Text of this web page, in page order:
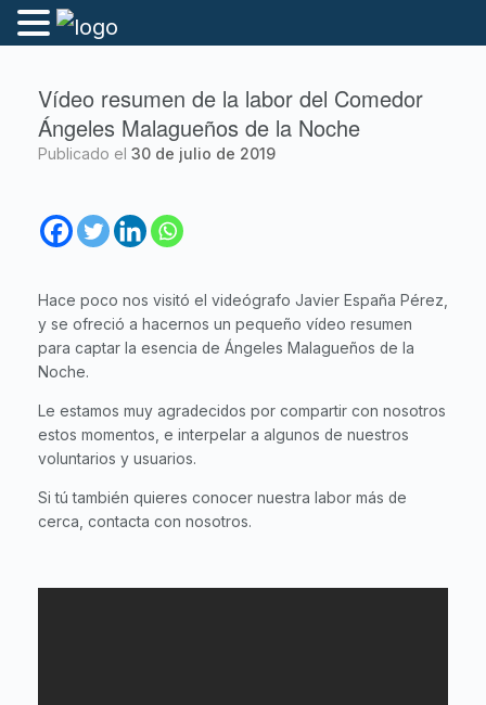
Vídeo resumen de la labor del Comedor
Ángeles Malagueños de la Noche
Publicado el 30 de julio de 2019
Hace poco nos visitó el videógrafo Javier España Pérez,
y se ofreció a hacernos un pequeño vídeo resumen
para captar la esencia de Ángeles Malagueños de la
Noche.
Le estamos muy agradecidos por compartir con nosotros
estos momentos, e interpelar a algunos de nuestros
voluntarios y usuarios.
Si tú también quieres conocer nuestra labor más de
cerca, contacta con nosotros.